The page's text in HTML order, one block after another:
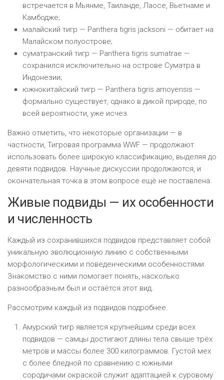
встречается в Мьянме, Таиланде, Лаосе, Вьетнаме и
Камбодже;
малайский тигр — Panthera tigris jacksoni — обитает на
Малайском полуострове;
суматранский тигр — Panthera tigris sumatrae —
сохранился исключительно на острове Суматра в
Индонезии;
южнокитайский тигр — Panthera tigris amoyensis —
формально существует, однако в дикой природе, по
всей вероятности, уже исчез.
Важно отметить, что некоторые организации — в
частности, Тигровая программа WWF — продолжают
использовать более широкую классификацию, выделяя до
девяти подвидов. Научные дискуссии продолжаются, и
окончательная точка в этом вопросе ещё не поставлена.
Живые подвиды — их особенности
и численность
Каждый из сохранившихся подвидов представляет собой
уникальную эволюционную линию с собственными
морфологическими и поведенческими особенностями.
Знакомство с ними помогает понять, насколько
разнообразным был и остаётся этот вид.
Рассмотрим каждый из подвидов подробнее.
Амурский тигр является крупнейшим среди всех
подвидов — самцы достигают длины тела свыше трёх
метров и массы более 300 килограммов. Густой мех
с более бледной по сравнению с южными
сородичами окраской служит адаптацией к суровому